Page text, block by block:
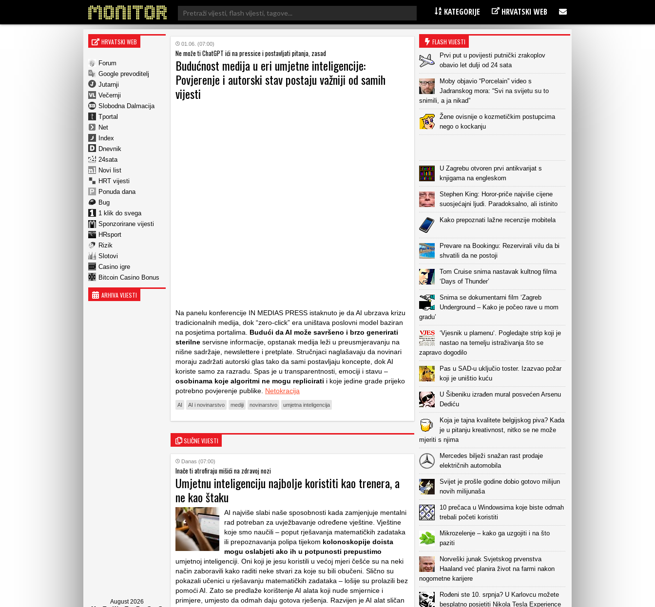
Search
for:
KATEGORIJE HRVATSKI WEB
HRVATSKI WEB
Forum
Google prevoditelj
Jutarnji
Večernji
Slobodna Dalmacija
Tportal
Net
Index
Dnevnik
24sata
Novi list
HRT vijesti
Ponuda dana
Bug
1 klik do svega
Sponzorirane vijesti
HRsport
Rizik
Slotovi
Casino igre
Bitcoin Casino Bonus
ARHIVA VIJESTI
August 2026
01.06. (07:00)
Ne može ti ChatGPT ići na pressice i postavljati pitanja, zasad
Budućnost medija u eri umjetne inteligencije:
Povjerenje i autorski stav postaju važniji od samih
vijesti
Na panelu konferencije IN MEDIAS PRESS istaknuto je da AI ubrzava krizu
tradicionalnih medija, dok “zero-click” era uništava poslovni model baziran
na posjetima portalima. Budući da AI može savršeno i brzo generirati
sterilne servisne informacije, opstanak medija leži u preusmjeravanju na
nišne sadržaje, newslettere i pretplate. Stručnjaci naglašavaju da novinari
moraju zadržati autorski glas tako da sami postavljaju koncepte, dok AI
koriste samo za razradu. Spas je u transparentnosti, emociji i stavu –
osobinama koje algoritmi ne mogu replicirati i koje jedine grade prijeko
potrebno povjerenje publike. Netokracija
AI AI i novinarstvo mediji novinarstvo umjetna inteligencija
SLIČNE VIJESTI
Danas (07:00)
Inače ti atrofiraju mišići na zdravoj nozi
Umjetnu inteligenciju najbolje koristiti kao trenera, a
ne kao štaku
AI najviše slabi naše sposobnosti kada zamjenjuje mentalni
rad potreban za uvježbavanje određene vještine. Vještine
koje smo naučili – poput rješavanja matematičkih zadataka
ili prepoznavanja polipa tijekom kolonoskopije doista
mogu oslabjeti ako ih u potpunosti prepustimo
umjetnoj inteligenciji. Oni koji je jesu koristili u većoj mjeri češće su na neki
način zaboravili kako raditi neke stvari za koje su bili obučeni. Slično su
pokazali učenici u rješavanju matematičkih zadataka – lošije su prolazili bez
pomoći AI. Zato se predlaže korištenje AI alata koji nude smjernice i
primjere, umjesto da odmah daju gotova rješenja. Razvijen je AI alat sličan
FLASH VIJESTI
Prvi put u povijesti putnički zrakoplov
obavio let dulji od 24 sata
Moby objavio “Porcelain” video s
Jadranskog mora: “Svi na svijetu su to
snimili, a ja nikad”
Žene ovisnije o kozmetičkim postupcima
nego o kockanju
U Zagrebu otvoren prvi antikvarijat s
knjigama na engleskom
Stephen King: Horor-priče najviše cijene
suosjećajni ljudi. Paradoksalno, ali istinito
Kako prepoznati lažne recenzije mobitela
Prevare na Bookingu: Rezervirali vilu da bi
shvatili da ne postoji
Tom Cruise snima nastavak kultnog filma
‘Days of Thunder’
Snima se dokumentarni film ‘Zagreb
Underground – Kako je počeo rave u mom
gradu’
‘Vjesnik u plamenu‘. Pogledajte strip koji je
nastao na temelju istraživanja što se
zapravo dogodilo
Pas u SAD-u uključio toster. Izazvao požar
koji je uništio kuću
U Šibeniku izrađen mural posvećen Arsenu
Dediću
Koja je tajna kvalitete belgijskog piva? Kada
je u pitanju kreativnost, nitko se ne može
mjeriti s njima
Mercedes bilježi snažan rast prodaje
električnih automobila
Svijet je prošle godine dobio gotovo milijun
novih milijunaša
10 prečaca u Windowsima koje biste odmah
trebali početi koristiti
Mikrozelenje – kako ga uzgojiti i na što
paziti
Norveški junak Svjetskog prvenstva
Haaland već planira život na farmi nakon
nogometne karijere
Rođeni ste 10. srpnja? U Karlovcu možete
besplatno posjetiti Nikola Tesla Experience